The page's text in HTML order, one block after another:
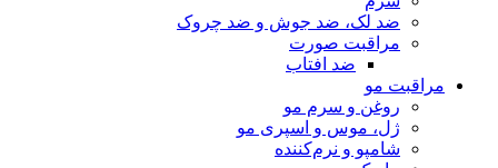
ضد لک، ضد جوش و ضد چروک
مراقبت صورت
ضد افتاب
مراقبت مو
روغن و سرم مو
ژل، موس و اسپری مو
شامپو و نرم‌کننده